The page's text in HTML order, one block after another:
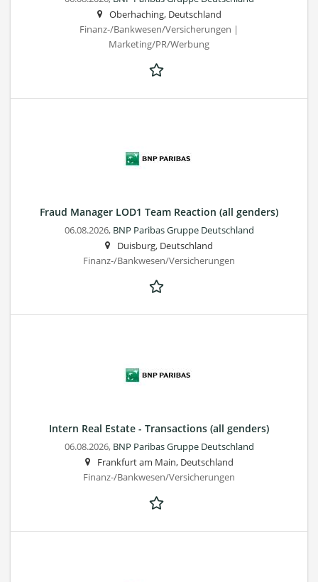
Oberhaching, Deutschland
Finanz-/Bankwesen/Versicherungen |
Marketing/PR/Werbung
Fraud Manager LOD1 Team Reaction (all genders)
06.08.2026, BNP Paribas Gruppe Deutschland
Duisburg, Deutschland
Finanz-/Bankwesen/Versicherungen
Intern Real Estate - Transactions (all genders)
06.08.2026, BNP Paribas Gruppe Deutschland
Frankfurt am Main, Deutschland
Finanz-/Bankwesen/Versicherungen